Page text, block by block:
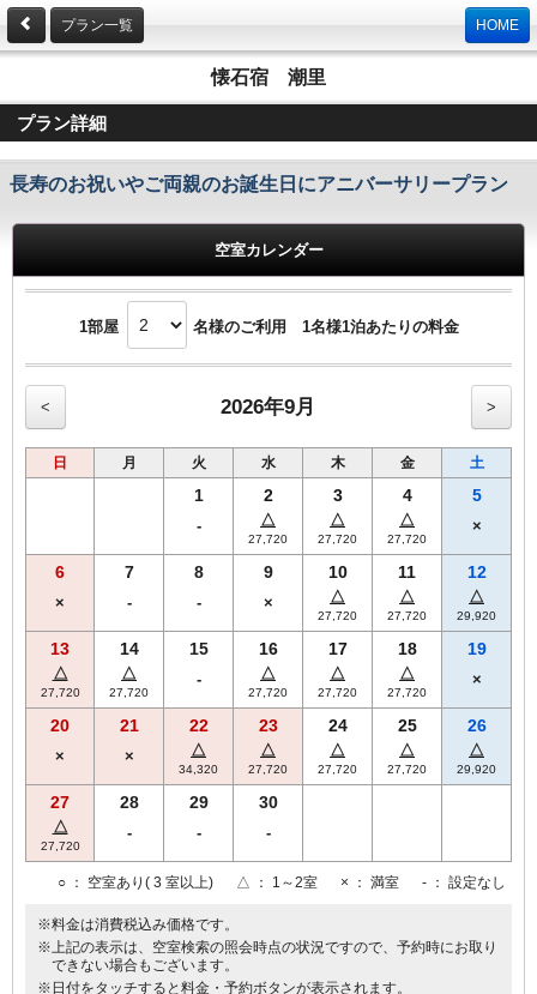
プラン一覧 HOME
懐石宿 潮里
プラン詳細
長寿のお祝いやご両親のお誕生日にアニバーサリープラン
空室カレンダー
1部屋 名様のご利用 1名様1泊あたりの料金
< 2026年9月 >
日 月 火 水 木 金 土
1
-
2
△
27,720
3
△
27,720
4
△
27,720
5
×
6
×
7
-
8
-
9
×
10
△
27,720
11
△
27,720
12
△
29,920
13
△
27,720
14
△
27,720
15
-
16
△
27,720
17
△
27,720
18
△
27,720
19
×
20
×
21
×
22
△
34,320
23
△
27,720
24
△
27,720
25
△
27,720
26
△
29,920
27
△
27,720
28
-
29
-
30
-
○ ： 空室あり( 3 室以上) △ ： 1～2室 × ： 満室 - ： 設定なし
※料金は消費税込み価格です。
※上記の表示は、空室検索の照会時点の状況ですので、予約時にお取り
できない場合もございます。
※日付をタッチすると料金・予約ボタンが表示されます。